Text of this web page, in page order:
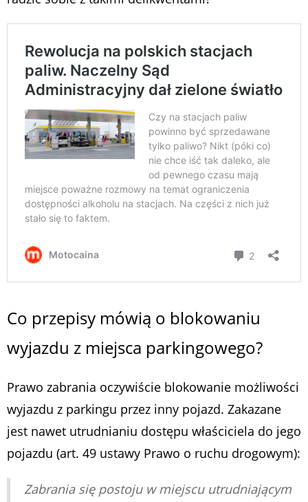
Co przepisy mówią o blokowaniu
wyjazdu z miejsca parkingowego?
Prawo zabrania oczywiście blokowanie możliwości
wyjazdu z parkingu przez inny pojazd. Zakazane
jest nawet utrudnianiu dostępu właściciela do jego
pojazdu (art. 49 ustawy Prawo o ruchu drogowym):
Zabrania się postoju w miejscu utrudniającym